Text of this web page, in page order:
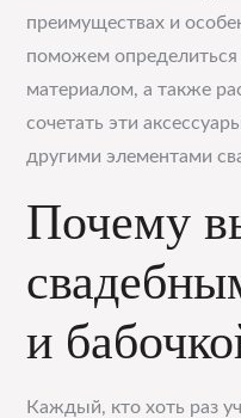
преимуществах и
поможем определиться
материалом, а также
сочетать эти
другими элементами
Почему
и
Каждый, кто хоть раз